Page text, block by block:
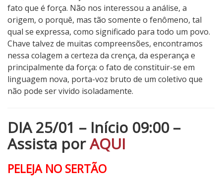
fato que é força. Não nos interessou a análise, a
origem, o porquê, mas tão somente o fenômeno, tal
qual se expressa, como significado para todo um povo.
Chave talvez de muitas compreensões, encontramos
nessa colagem a certeza da crença, da esperança e
principalmente da força: o fato de constituir-se em
linguagem nova, porta-voz bruto de um coletivo que
não pode ser vivido isoladamente.
DIA 25/01 – Início 09:00 –
Assista porAQUI
PELEJA NO SERTÃO